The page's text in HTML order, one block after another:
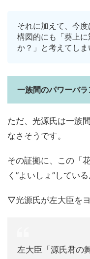
それに加えて、今度
構図的にも「葵上
か？」と考えてしま
一族間のパワーバ
ただ、光源氏は一族
なさそうです。
その証拠に、この「
く”よいしょ”してい
▽光源氏が左大臣をヨ
左大臣「源氏君の